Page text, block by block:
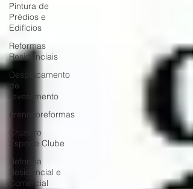
Pintura de
Prédios e
Edifícios
Reformas
Residenciais
Desplacamento
de
revestimento
#renovoreformas
Cruzeiro
Esporte Clube
Reforma
Residencial e
Comercial